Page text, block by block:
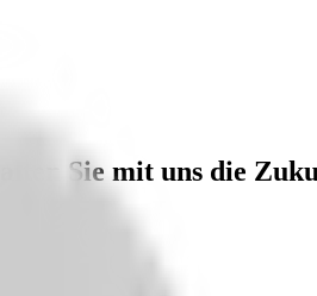
Sie mit uns die